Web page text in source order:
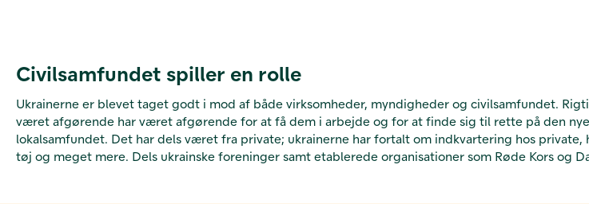
Civilsamfundet spiller en rolle
Ukrainerne er blevet taget godt i mod af både virksomheder, myndigheder og civilsamfundet.
været afgørende har været afgørende for at få dem i arbejde og for at finde sig til rette på den
lokalsamfundet. Det har dels været fra private; ukrainerne har fortalt om indkvartering hos
tøj og meget mere. Dels ukrainske foreninger samt etablerede organisationer som Røde Kors og